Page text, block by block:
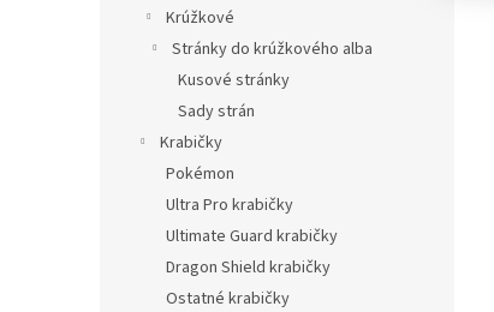
Krúžkové
Stránky do krúžkového alba
Kusové stránky
Sady strán
Krabičky
Pokémon
Ultra Pro krabičky
Ultimate Guard krabičky
Dragon Shield krabičky
Ostatné krabičky